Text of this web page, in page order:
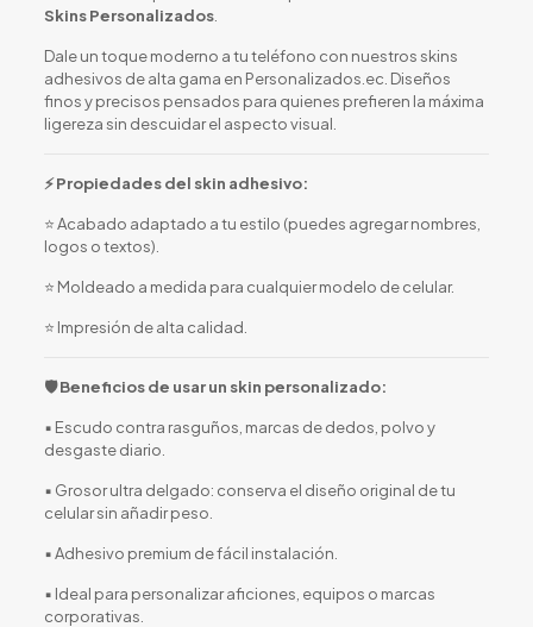
Skins Personalizados.
Dale un toque moderno a tu teléfono con nuestros skins
adhesivos de alta gama en Personalizados.ec. Diseños
finos y precisos pensados para quienes prefieren la máxima
ligereza sin descuidar el aspecto visual.
⚡ Propiedades del skin adhesivo:
⭐ Acabado adaptado a tu estilo (puedes agregar nombres,
logos o textos).
⭐ Moldeado a medida para cualquier modelo de celular.
⭐ Impresión de alta calidad.
🛡️ Beneficios de usar un skin personalizado:
▪️ Escudo contra rasguños, marcas de dedos, polvo y
desgaste diario.
▪️ Grosor ultra delgado: conserva el diseño original de tu
celular sin añadir peso.
▪️ Adhesivo premium de fácil instalación.
▪️ Ideal para personalizar aficiones, equipos o marcas
corporativas.